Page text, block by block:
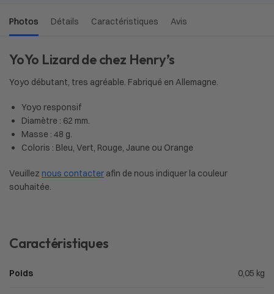
Photos Détails Caractéristiques Avis
YoYo Lizard de chez Henry’s
Yoyo débutant, tres agréable. Fabriqué en Allemagne.
Yoyo responsif
Diamètre : 62 mm.
Masse : 48 g.
Coloris : Bleu, Vert, Rouge, Jaune ou Orange
Veuillez nous contacter afin de nous indiquer la couleur
souhaitée.
Caractéristiques
Poids 0,05 kg